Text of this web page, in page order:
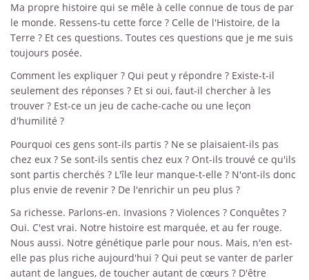
Ma propre histoire qui se mêle à celle connue de tous de par
le monde. Ressens-tu cette force ? Celle de l'Histoire, de la
Terre ? Et ces questions. Toutes ces questions que je me suis
toujours posée.
Comment les expliquer ? Qui peut y répondre ? Existe-t-il
seulement des réponses ? Et si oui, faut-il chercher à les
trouver ? Est-ce un jeu de cache-cache ou une leçon
d'humilité ?
Pourquoi ces gens sont-ils partis ? Ne se plaisaient-ils pas
chez eux ? Se sont-ils sentis chez eux ? Ont-ils trouvé ce qu'ils
sont partis cherchés ? L'île leur manque-t-elle ? N'ont-ils donc
plus envie de revenir ? De l'enrichir un peu plus ?
Sa richesse. Parlons-en. Invasions ? Violences ? Conquêtes ?
Oui. C'est vrai. Notre histoire est marquée, et au fer rouge.
Nous aussi. Notre génétique parle pour nous. Mais, n'en est-
elle pas plus riche aujourd'hui ? Qui peut se vanter de parler
autant de langues, de toucher autant de cœurs ? D'être